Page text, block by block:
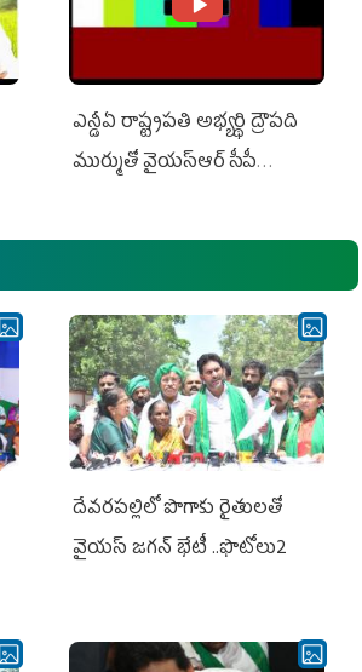
ఎన్డీఏ రాష్ట్ర‌ప‌తి అభ్య‌ర్థి ద్రౌప‌ది
ముర్ముతో వైయ‌స్ఆర్ సీపీ
ఎమ్మెల్యేలు, ఎంపీల స‌మావేశం
దేవరపల్లిలో పొగాకు రైతులతో
వైయస్ జగన్ భేటీ ..ఫొటోలు2